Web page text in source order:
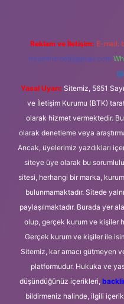
Reklam ve İletişim: E-mail:
forumhizmeti@gmail.com
Yasal Uyarı: Sitemiz, 5651
ve İletişim Kurumu (BTK)
olarak hizmet vermektedir.
olarak denetleme veya
Ancak, üyelerimiz yazdıkları
siteye üye olarak bu
sitesi, herhangi bir marka,
bulunmamaktadır. Sitede
paylaşılmaktadır. Burada yer
olup, gerçek kurum ve kişiler
Gerçek kurum ve kişiler ile
Sitemiz, kar amacı gütmeyen
platformudur. Hukuka ve
düşündüğünüz içerikleri,
bildirmeniz halinde, ilgili